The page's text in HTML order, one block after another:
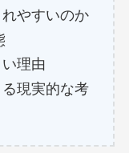
やすいのか
理由
現実的な考